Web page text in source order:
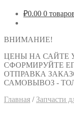
₽0.00 0
ВНИМАНИЕ!
ЦЕНЫ НА САЙТЕ
СФОРМИРУЙТЕ
ОТПРАВКА
САМОВЫВОЗ -
Главная /